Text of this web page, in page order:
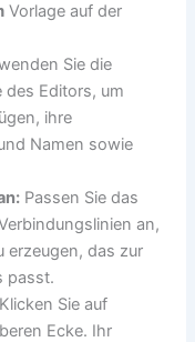
Vorlage auf der
Sie die
des Editors, um
ihre
Namen sowie
Passen Sie das
an,
erzeugen, das zur
passt.
Klicken Sie auf
Ecke. Ihr